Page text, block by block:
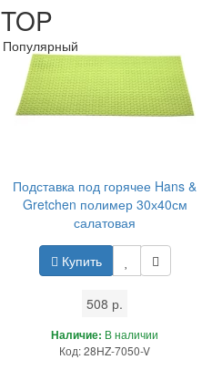
TOP
Популярный
Подставка под горячее Hans &
Gretchen полимер 30х40см
салатовая
Купить
508 р.
Наличие: В наличии
Код: 28HZ-7050-V